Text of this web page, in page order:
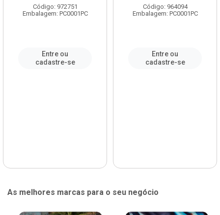
Código: 972751
Embalagem: PC0001PC
Entre ou
cadastre-se
Código: 964094
Embalagem: PC0001PC
Entre ou
cadastre-se
As melhores marcas para o seu negócio